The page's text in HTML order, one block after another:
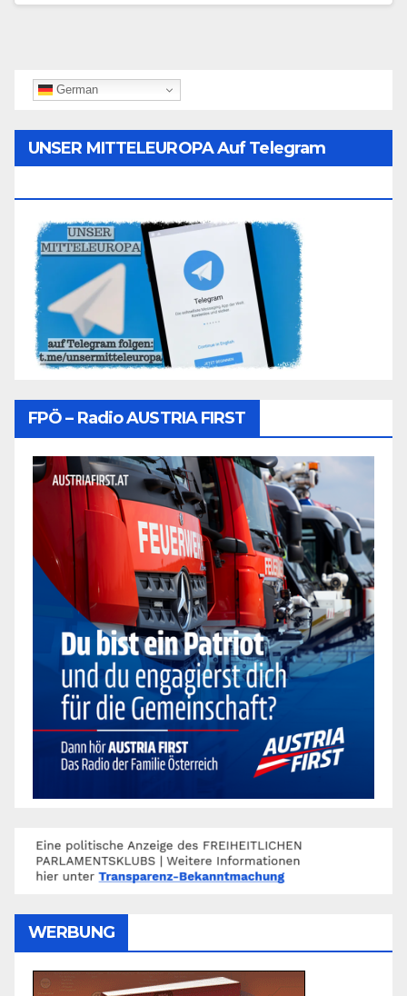
German
UNSER MITTELEUROPA Auf Telegram
FPÖ – Radio AUSTRIA FIRST
WERBUNG